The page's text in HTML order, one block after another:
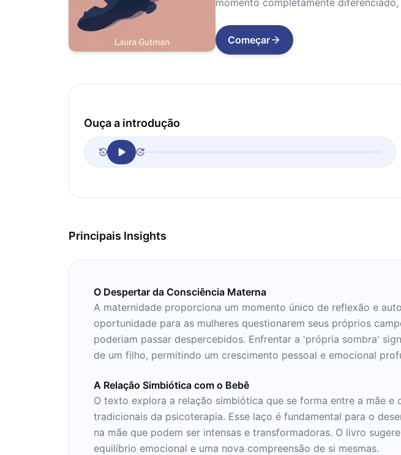
momento completamente
Começar
Ouça a introdução
Principais Insights
O Despertar da Consciência Materna
A maternidade proporciona um momento único de reflexão e
oportunidade para as mulheres questionarem seus próprios
poderiam passar despercebidos. Enfrentar a 'própria sombra'
de um filho, permitindo um crescimento pessoal e emocional
A Relação Simbiótica com o Bebê
O texto explora a relação simbiótica que se forma entre a mãe
tradicionais da psicoterapia. Esse laço é fundamental para o
na mãe que podem ser intensas e transformadoras. O livro
equilíbrio emocional e uma nova compreensão de si mesmas.